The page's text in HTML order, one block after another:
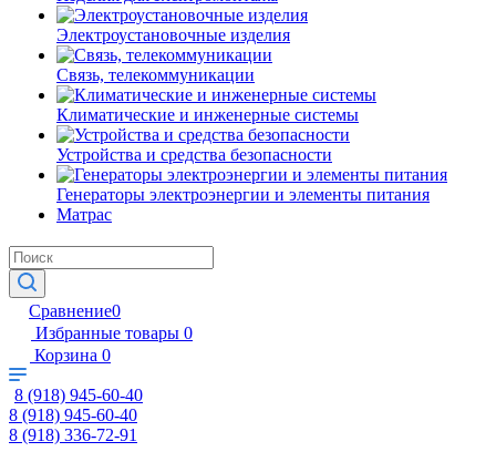
Электроустановочные изделия
Связь, телекоммуникации
Климатические и инженерные системы
Устройства и средства безопасности
Генераторы электроэнергии и элементы питания
Матрас
Сравнение0
Избранные товары 0
Корзина 0
8 (918) 945-60-40
8 (918) 945-60-40
8 (918) 336-72-91